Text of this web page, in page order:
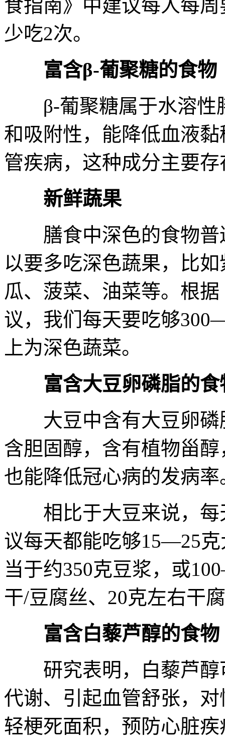
食指南》中建议每人每
少吃2次。
富含β-葡聚糖的食物
β-葡聚糖属于水溶性
和吸附性，能降低血液
管疾病，这种成分主要
新鲜蔬果
膳食中深色的食物普
以要多吃深色蔬果，比
瓜、菠菜、油菜等。根
议，我们每天要吃够
上为深色蔬菜。
富含大豆卵磷脂的食
大豆中含有大豆卵磷
含胆固醇，含有植物甾
也能降低冠心病的发病率
相比于大豆来说，每
议每天都能吃够15—25
当于约350克豆浆，或
干/豆腐丝、20克左右干
富含白藜芦醇的食物
研究表明，白藜芦醇
代谢、引起血管舒张，
轻梗死面积，预防心脏疾